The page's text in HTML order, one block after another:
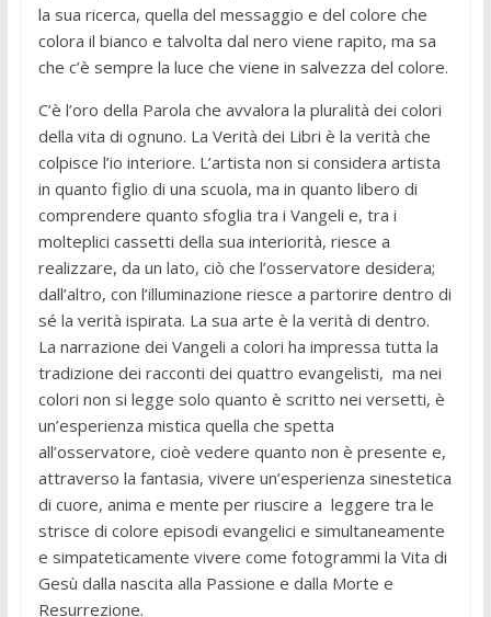
la sua ricerca, quella del messaggio e del colore che
colora il bianco e talvolta dal nero viene rapito, ma sa
che c’è sempre la luce che viene in salvezza del colore.
C’è l’oro della Parola che avvalora la pluralità dei colori
della vita di ognuno. La Verità dei Libri è la verità che
colpisce l’io interiore. L’artista non si considera artista
in quanto figlio di una scuola, ma in quanto libero di
comprendere quanto sfoglia tra i Vangeli e, tra i
molteplici cassetti della sua interiorità, riesce a
realizzare, da un lato, ciò che l’osservatore desidera;
dall’altro, con l’illuminazione riesce a partorire dentro di
sé la verità ispirata. La sua arte è la verità di dentro.
La narrazione dei Vangeli a colori ha impressa tutta la
tradizione dei racconti dei quattro evangelisti, ma nei
colori non si legge solo quanto è scritto nei versetti, è
un’esperienza mistica quella che spetta
all’osservatore, cioè vedere quanto non è presente e,
attraverso la fantasia, vivere un’esperienza sinestetica
di cuore, anima e mente per riuscire a leggere tra le
strisce di colore episodi evangelici e simultaneamente
e simpateticamente vivere come fotogrammi la Vita di
Gesù dalla nascita alla Passione e dalla Morte e
Resurrezione.